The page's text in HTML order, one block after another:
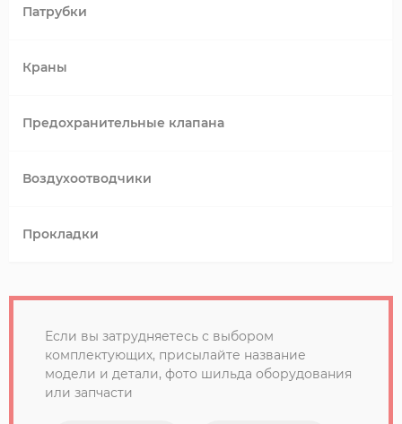
Патрубки
Краны
Предохранительные клапана
Воздухоотводчики
Прокладки
Если вы затрудняетесь с выбором
комплектующих, присылайте название
модели и детали, фото шильда оборудования
или запчасти